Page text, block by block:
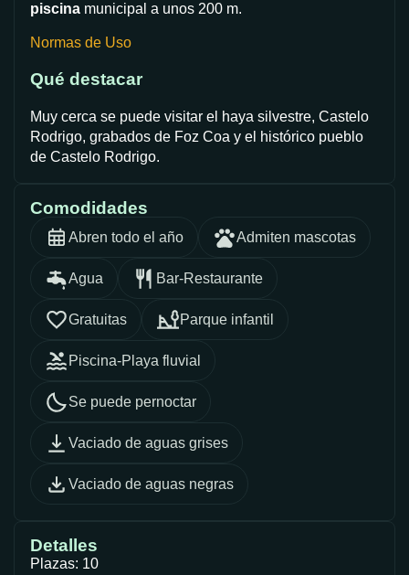
piscina municipal a unos 200 m.
Normas de Uso
Qué destacar
Muy cerca se puede visitar el haya silvestre, Castelo
Rodrigo, grabados de Foz Coa y el histórico pueblo
de Castelo Rodrigo.
Comodidades
Abren todo el año Admiten mascotas
Agua Bar-Restaurante
Gratuitas Parque infantil
Piscina-Playa fluvial
Se puede pernoctar
Vaciado de aguas grises
Vaciado de aguas negras
Detalles
Plazas: 10